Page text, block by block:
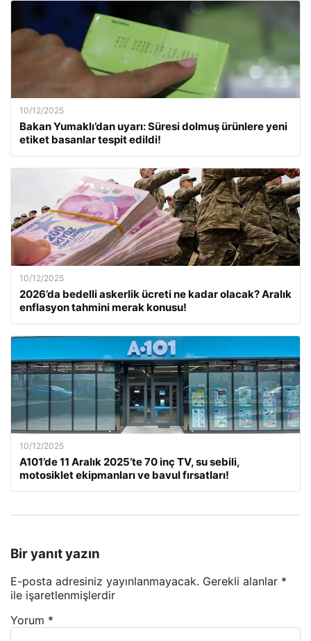
10/12/2025
Bakan Yumaklı’dan uyarı: Süresi dolmuş ürünlere yeni
etiket basanlar tespit edildi!
10/12/2025
2026’da bedelli askerlik ücreti ne kadar olacak? Aralık
enflasyon tahmini merak konusu!
10/12/2025
A101’de 11 Aralık 2025’te 70 inç TV, su sebili,
motosiklet ekipmanları ve bavul fırsatları!
Bir yanıt yazın
E-posta adresiniz yayınlanmayacak. Gerekli alanlar *
ile işaretlenmişlerdir
Yorum *